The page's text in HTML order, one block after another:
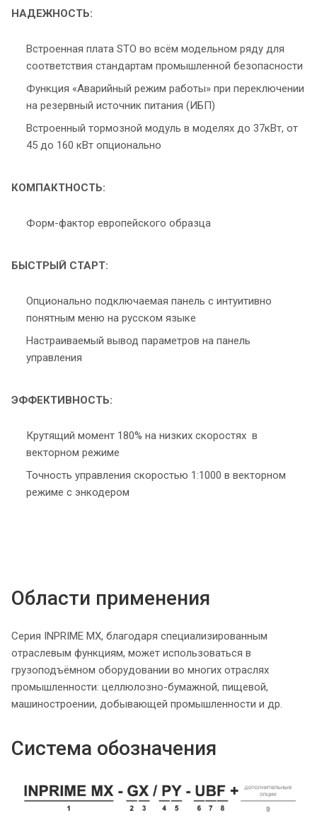
НАДЕЖНОСТЬ:
Встроенная плата STO во всём модельном ряду для
соответствия стандартам промышленной безопасности
Функция «Аварийный режим работы» при переключении
на резервный источник питания (ИБП)
Встроенный тормозной модуль в моделях до 37кВт, от
45 до 160 кВт опционально
КОМПАКТНОСТЬ:
Форм-фактор европейского образца
БЫСТРЫЙ СТАРТ:
Опционально подключаемая панель с интуитивно
понятным меню на русском языке
Настраиваемый вывод параметров на панель
управления
ЭФФЕКТИВНОСТЬ:
Крутящий момент 180% на низких скоростях в
векторном режиме
Точность управления скоростью 1:1000 в векторном
режиме с энкодером
Области применения
Серия INPRIME MX, благодаря специализированным
отраслевым функциям, может использоваться в
грузоподъёмном оборудовании во многих отраслях
промышленности: целлюлозно-бумажной, пищевой,
машиностроении, добывающей промышленности и др.
Система обозначения